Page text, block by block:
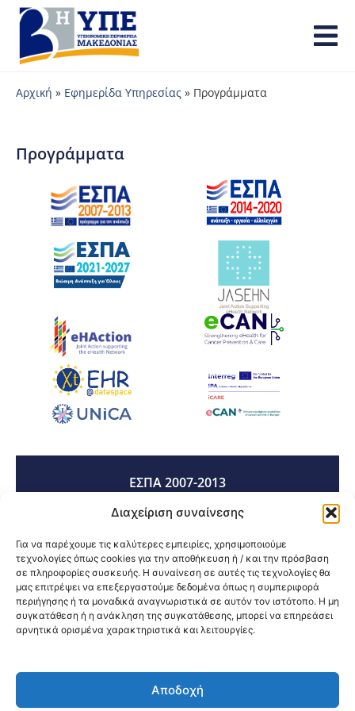
Διαχείριση συναίνεσης
Για να παρέχουμε τις καλύτερες εμπειρίες, χρησιμοποιούμε
τεχνολογίες όπως cookies για την αποθήκευση ή / και την πρόσβαση
σε πληροφορίες συσκευής. Η συναίνεση σε αυτές τις τεχνολογίες θα
μας επιτρέψει να επεξεργαστούμε δεδομένα όπως η συμπεριφορά
περιήγησης ή τα μοναδικά αναγνωριστικά σε αυτόν τον ιστότοπο. Η μη
συγκατάθεση ή η ανάκληση της συγκατάθεσης, μπορεί να επηρεάσει
αρνητικά ορισμένα χαρακτηριστικά και λειτουργίες.
Αποδοχή
Αρχική » Εφημερίδα Υπηρεσίας » Προγράμματα
Προγράμματα
ΕΣΠΑ 2007-2013
ΕΣΠΑ 2014-2020
ΕΣΠΑ 2021-2027
@2026 3ype.gr All rights reserved